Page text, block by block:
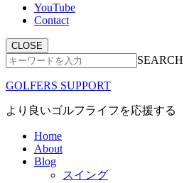
YouTube
Contact
CLOSE
SEARCH
GOLFERS SUPPORT
より良いゴルフライフを応援する
Home
About
Blog
スイング